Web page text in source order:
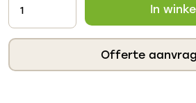
In
Offerte